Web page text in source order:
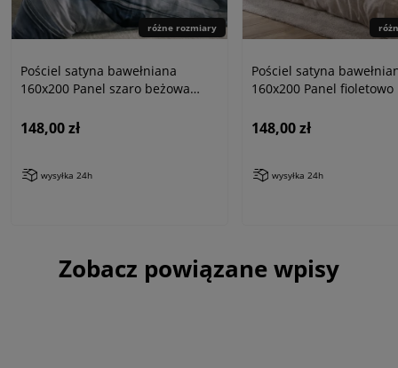
różne rozmiary
Pościel satyna bawełniana
160x200 Panel szaro beżowa
148,00 zł
wysyłka 24h
Pościel satyna
160x200 Panel fioletowo
148,00 zł
wysyłka 24h
Zobacz powiązane wpisy